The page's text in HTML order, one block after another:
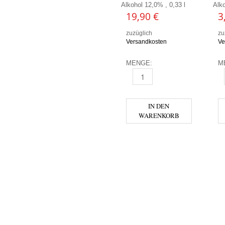
Alkohol 12,0% , 0,33 l
19,90 €
zuzüglich
Versandkosten
MENGE:
BEVOG - HAGGER 04I22
IN DEN
WARENKORB